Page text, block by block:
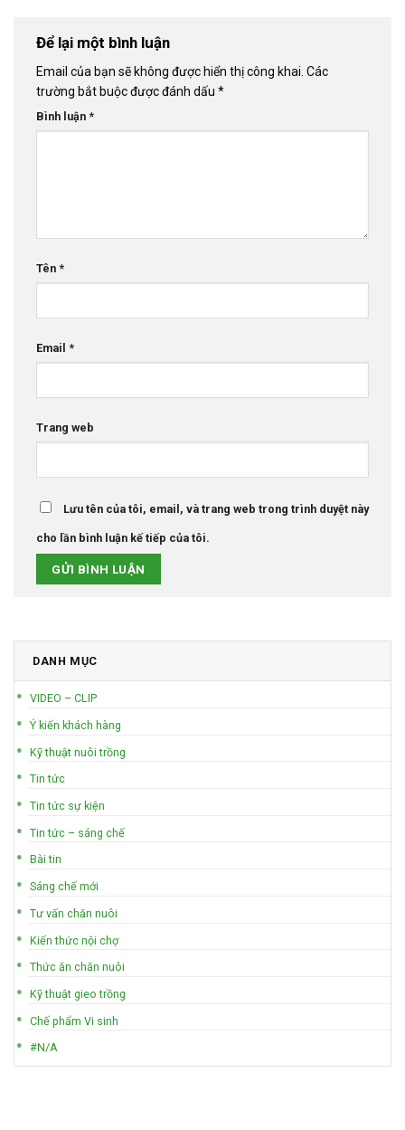
Để lại một bình luận
Email của bạn sẽ không được hiển thị công khai. Các
trường bắt buộc được đánh dấu *
Bình luận *
Tên *
Email *
Trang web
Lưu tên của tôi, email, và trang web trong trình duyệt này
cho lần bình luận kế tiếp của tôi.
DANH MỤC
VIDEO – CLIP
Ý kiến khách hàng
Kỹ thuật nuôi trồng
Tin tức
Tin tức sự kiện
Tin tức – sáng chế
Bài tin
Sáng chế mới
Tư vấn chăn nuôi
Kiến thức nội chợ
Thức ăn chăn nuôi
Kỹ thuật gieo trồng
Chế phẩm Vi sinh
#N/A